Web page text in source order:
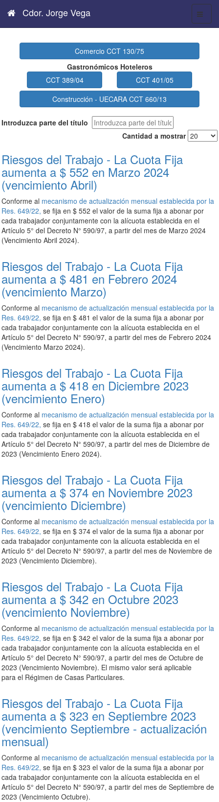
Cdor. Jorge Vega
Comercio CCT 130/75
Gastronómicos Hoteleros
CCT 389/04
CCT 401/05
Construcción - UECARA CCT 660/13
Introduzca parte del título
Cantidad a mostrar
Riesgos del Trabajo - La Cuota Fija
aumenta a $ 552 en Marzo 2024
(vencimiento Abril)
Conforme al mecanismo de actualización mensual establecida por la
Res. 649/22, se fija en $ 552 el valor de la suma fija a abonar por
cada trabajador conjuntamente con la alícuota establecida en el
Artículo 5° del Decreto N° 590/97, a partir del mes de Marzo 2024
(Vencimiento Abril 2024).
Riesgos del Trabajo - La Cuota Fija
aumenta a $ 481 en Febrero 2024
(vencimiento Marzo)
Conforme al mecanismo de actualización mensual establecida por la
Res. 649/22, se fija en $ 481 el valor de la suma fija a abonar por
cada trabajador conjuntamente con la alícuota establecida en el
Artículo 5° del Decreto N° 590/97, a partir del mes de Febrero 2024
(Vencimiento Marzo 2024).
Riesgos del Trabajo - La Cuota Fija
aumenta a $ 418 en Diciembre 2023
(vencimiento Enero)
Conforme al mecanismo de actualización mensual establecida por la
Res. 649/22, se fija en $ 418 el valor de la suma fija a abonar por
cada trabajador conjuntamente con la alícuota establecida en el
Artículo 5° del Decreto N° 590/97, a partir del mes de Diciembre de
2023 (Vencimiento Enero 2024).
Riesgos del Trabajo - La Cuota Fija
aumenta a $ 374 en Noviembre 2023
(vencimiento Diciembre)
Conforme al mecanismo de actualización mensual establecida por la
Res. 649/22, se fija en $ 374 el valor de la suma fija a abonar por
cada trabajador conjuntamente con la alícuota establecida en el
Artículo 5° del Decreto N° 590/97, a partir del mes de Noviembre de
2023 (Vencimiento Diciembre).
Riesgos del Trabajo - La Cuota Fija
aumenta a $ 342 en Octubre 2023
(vencimiento Noviembre)
Conforme al mecanismo de actualización mensual establecida por la
Res. 649/22, se fija en $ 342 el valor de la suma fija a abonar por
cada trabajador conjuntamente con la alícuota establecida en el
Artículo 5° del Decreto N° 590/97, a partir del mes de Octubre de
2023 (Vencimiento Noviembre). El mismo valor será aplicable
para el Régimen de Casas Particulares.
Riesgos del Trabajo - La Cuota Fija
aumenta a $ 323 en Septiembre 2023
(vencimiento Septiembre - actualización
mensual)
Conforme al mecanismo de actualización mensual establecida por la
Res. 649/22, se fija en $ 323 el valor de la suma fija a abonar por
cada trabajador conjuntamente con la alícuota establecida en el
Artículo 5° del Decreto N° 590/97, a partir del mes de Septiembre de
2023 (Vencimiento Octubre).